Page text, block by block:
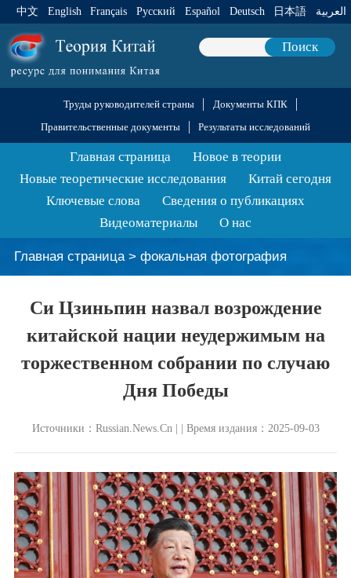
中文 English Français Pусский Español Deutsch 日本語 العربية
Поиск
Труды руководителей страны
Документы КПК
Правительственные документы
Результаты исследований
Главная страница
Новое в теории
Новые теоретические исследования
Китай сегодня
Ключевые слова
Сведения о публикациях
Видеоматериалы
О нас
Главная страница> фокальная фотография
Си Цзиньпин назвал возрождение
китайской нации неудержимым на
торжественном собрании по случаю
Дня Победы
Источники：Russian.News.Cn | | Время издания：2025-09-03